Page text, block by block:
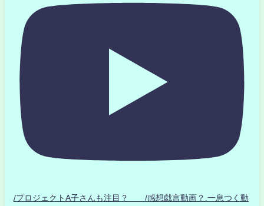
/プロジェクトA子さんも注目？ /感想戯言動画？.一息つく動